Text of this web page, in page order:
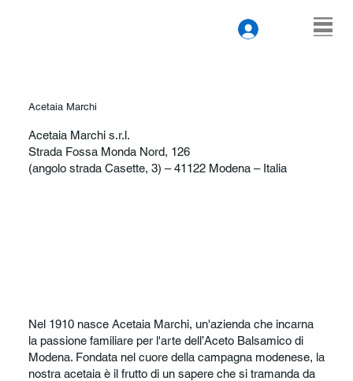
Acetaia Marchi
Acetaia Marchi s.r.l.
Strada Fossa Monda Nord, 126
(angolo strada Casette, 3) – 41122 Modena – Italia
Nel 1910 nasce Acetaia Marchi, un'azienda che incarna
la passione familiare per l'arte dell’Aceto Balsamico di
Modena. Fondata nel cuore della campagna modenese, la
nostra acetaia è il frutto di un sapere che si tramanda da